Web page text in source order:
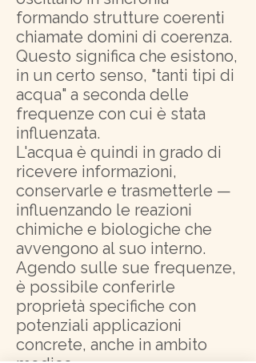
formando strutture coerenti
chiamate domini di coerenza.
Questo significa che esistono,
in un certo senso, "tanti tipi di
acqua" a seconda delle
frequenze con cui è stata
influenzata.
L'acqua è quindi in grado di
ricevere informazioni,
conservarle e trasmetterle —
influenzando le reazioni
chimiche e biologiche che
avvengono al suo interno.
Agendo sulle sue frequenze,
è possibile conferirle
proprietà specifiche con
potenziali applicazioni
concrete, anche in ambito